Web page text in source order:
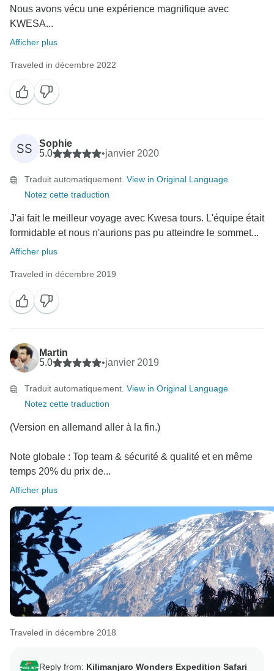
Nous avons vécu une expérience magnifique avec
KWESA...
Afficher plus
Traveled in décembre 2022
SS
Sophie
5.0
•janvier 2020
Traduit automatiquement. View in Original Language
Notez cette traduction
J'ai fait le meilleur voyage avec Kwesa tours. L'équipe était
formidable et nous n'aurions pas pu atteindre le sommet...
Afficher plus
Traveled in décembre 2019
Martin
5.0
•janvier 2019
Traduit automatiquement. View in Original Language
Notez cette traduction
(Version en allemand aller à la fin.)
Note globale : Top team & sécurité & qualité et en même
temps 20% du prix de...
Afficher plus
Traveled in décembre 2018
Reply from: Kilimanjaro Wonders Expedition Safari